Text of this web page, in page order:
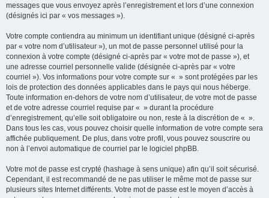
messages que vous envoyez après l’enregistrement et lors d’une connexion
(désignés ici par « vos messages »).
Votre compte contiendra au minimum un identifiant unique (désigné ci-après
par « votre nom d’utilisateur »), un mot de passe personnel utilisé pour la
connexion à votre compte (désigné ci-après par « votre mot de passe »), et
une adresse courriel personnelle valide (désignée ci-après par « votre
courriel »). Vos informations pour votre compte sur « » sont protégées par les
lois de protection des données applicables dans le pays qui nous héberge.
Toute information en-dehors de votre nom d’utilisateur, de votre mot de passe
et de votre adresse courriel requise par « » durant la procédure
d’enregistrement, qu’elle soit obligatoire ou non, reste à la discrétion de « ».
Dans tous les cas, vous pouvez choisir quelle information de votre compte sera
affichée publiquement. De plus, dans votre profil, vous pouvez souscrire ou
non à l’envoi automatique de courriel par le logiciel phpBB.
Votre mot de passe est crypté (hashage à sens unique) afin qu’il soit sécurisé.
Cependant, il est recommandé de ne pas utiliser le même mot de passe sur
plusieurs sites Internet différents. Votre mot de passe est le moyen d’accès à